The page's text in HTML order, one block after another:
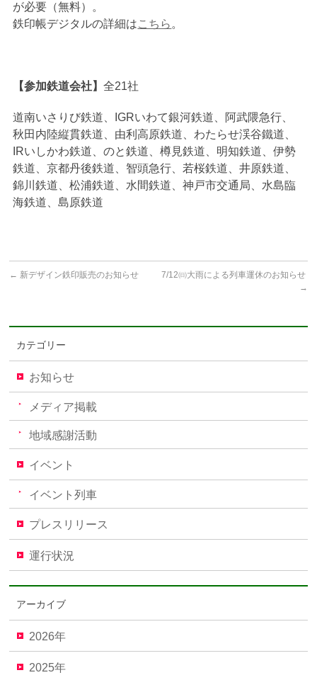
が必要（無料）。
鉄印帳デジタルの詳細はこちら 。
【参加鉄道会社】全21社
道南いさりび鉄道、IGRいわて銀河鉄道、阿武隈急行、
秋田内陸縦貫鉄道、由利高原鉄道、わたらせ渓谷鐵道、
IRいしかわ鉄道、のと鉄道、樽見鉄道、明知鉄道、伊勢
鉄道、京都丹後鉄道、智頭急行、若桜鉄道、井原鉄道、
錦川鉄道、松浦鉄道、水間鉄道、神戸市交通局、水島臨
海鉄道、島原鉄道
← 新デザイン鉄印販売のお知らせ
7/12㈰大雨による列車運休のお知らせ
→
カテゴリー
お知らせ
メディア掲載
地域感謝活動
イベント
イベント列車
プレスリリース
運行状況
アーカイブ
2026年
2025年